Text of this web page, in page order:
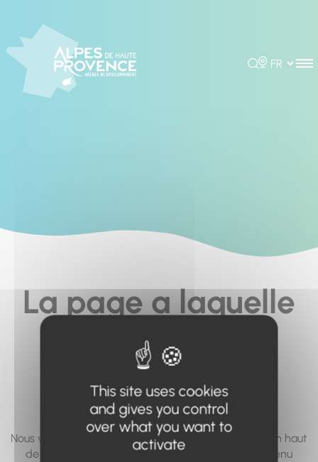
Rechercher
Choisir la
La page a laquelle
vous cherchez à
accéder n'existe
pas... ou plus.
Nous vous invitons à utiliser le moteur de recherche en haut
de page, ou à utiliser le menu pour trouver le contenu
This site uses cookies
and gives you control
over what you want to
activate